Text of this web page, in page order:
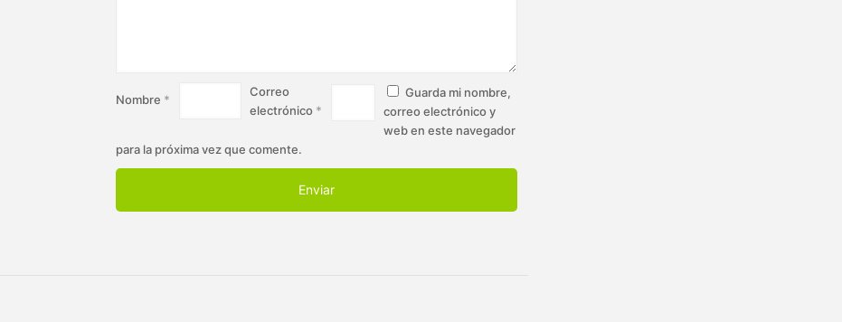
Nombre *
Correo
electrónico *
Guarda mi nombre,
correo electrónico y
web en este navegador
para la próxima vez que comente.